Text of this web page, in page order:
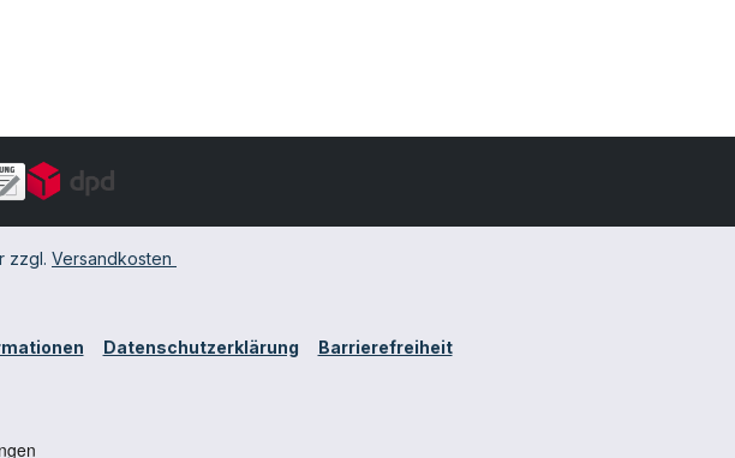
zzgl. Versandkosten
Datenschutzerklärung Barrierefreiheit